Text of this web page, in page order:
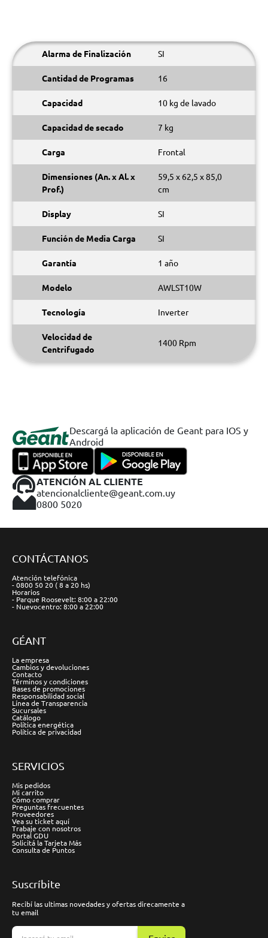
Alarma de Finalización SI
Cantidad de Programas 16
Capacidad 10 kg de lavado
Capacidad de secado 7 kg
Carga Frontal
Dimensiones (An. x Al. x
Prof.)
59,5 x 62,5 x 85,0
cm
Display SI
Función de Media Carga SI
Garantía 1 año
Modelo AWLST10W
Tecnología Inverter
Velocidad de
Centrifugado
1400 Rpm
Descargá la aplicación de Geant para IOS y
Android
ATENCIÓN AL CLIENTE
atencionalcliente@geant.com.uy
0800 5020
CONTÁCTANOS
Atención telefónica
- 0800 50 20 ( 8 a 20 hs)
Horarios
- Parque Roosevelt: 8:00 a 22:00
- Nuevocentro: 8:00 a 22:00
GÉANT
La empresa
Cambios y devoluciones
Contacto
Términos y condiciones
Bases de promociones
Responsabilidad social
Línea de Transparencia
Sucursales
Catálogo
Política energética
Política de privacidad
SERVICIOS
Mis pedidos
Mi carrito
Cómo comprar
Preguntas frecuentes
Proveedores
Vea su ticket aquí
Trabaje con nosotros
Portal GDU
Solicitá la Tarjeta Más
Consulta de Puntos
Suscríbite
Recibí las ultimas novedades y ofertas direcamente a
tu email